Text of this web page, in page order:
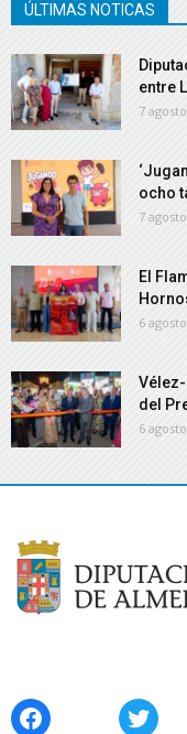
ÚLTIMAS NOTICAS
entre
7
ocho
7
El
6
del
6
Facebook